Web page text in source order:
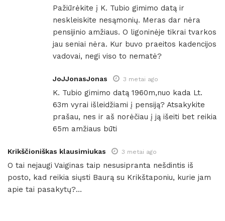
Pažiūrėkite į K. Tubio gimimo datą ir
neskleiskite nesąmonių. Meras dar nėra
pensijinio amžiaus. O ligoninėje tikrai tvarkos
jau seniai nėra. Kur buvo praeitos kadencijos
vadovai, negi viso to nematė?
JoJJonasJonas 3 metai ago
K. Tubio gimimo datą 1960m,nuo kada Lt.
63m vyrai išleidžiami į pensiją? Atsakykite
prašau, nes ir aš norėčiau į ją išeiti bet reikia
65m amžiaus būti
Krikščioniškas klausimiukas 3 metai ago
O tai nejaugi Vaiginas taip nesusipranta nešdintis iš
posto, kad reikia siųsti Baurą su Krikštaponiu, kurie jam
apie tai pasakytų?…